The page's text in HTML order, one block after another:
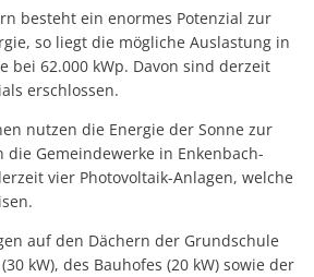
besteht ein enormes Potenzial zur
so liegt die mögliche Auslastung in
bei 62.000 kWp. Davon sind derzeit
erschlossen.
nutzen die Energie der Sonne zur
die Gemeindewerke in Enkenbach-
vier Photovoltaik-Anlagen, welche
auf den Dächern der Grundschule
kW), des Bauhofes (20 kW) sowie der